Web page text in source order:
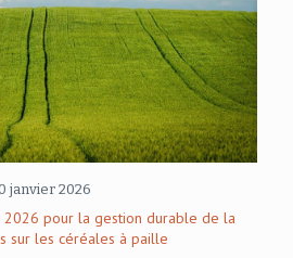
janvier 2026
2026 pour la gestion durable de la
sur les céréales à paille